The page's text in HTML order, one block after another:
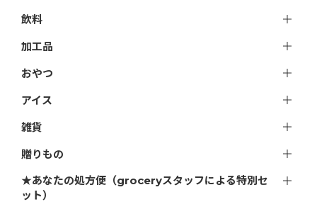
飲料
加工品
おやつ
アイス
雑貨
贈りもの
★あなたの処方便（groceryスタッフによる特別セ
ット）